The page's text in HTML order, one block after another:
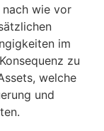
nach wie vor
im
zu
welche
und